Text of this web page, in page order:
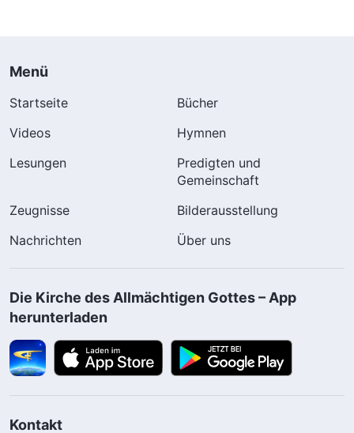
Menü
Startseite
Bücher
Videos
Hymnen
Lesungen
Predigten und
Gemeinschaft
Zeugnisse
Bilderausstellung
Nachrichten
Über uns
Die Kirche des Allmächtigen Gottes – App
herunterladen
Kontakt